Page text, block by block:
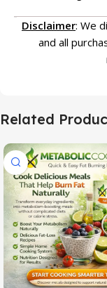
Disclaimer: We
and all
Related